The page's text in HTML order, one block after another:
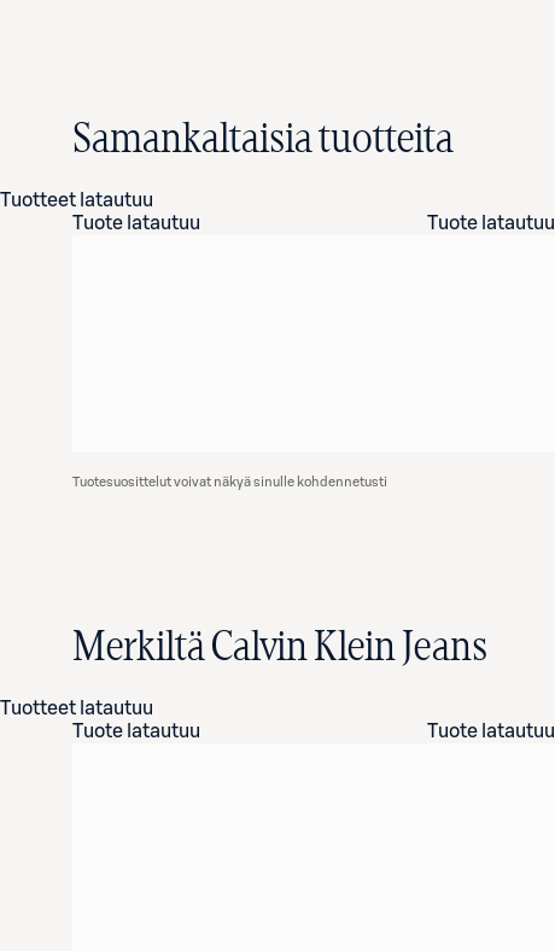
Samankaltaisia tuotteita
Tuotteet latautuu
Tuote latautuu
Tuote latautuu
Tuotesuosittelut voivat näkyä sinulle kohdennetusti
Merkiltä Calvin Klein Jeans
Tuotteet latautuu
Tuote latautuu
Tuote latautuu